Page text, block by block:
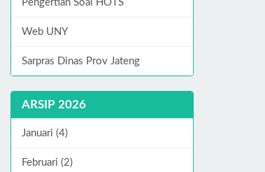
Pengertian Soal HOTS
Web UNY
Sarpras Dinas Prov Jateng
ARSIP 2026
Januari (4)
Februari (2)